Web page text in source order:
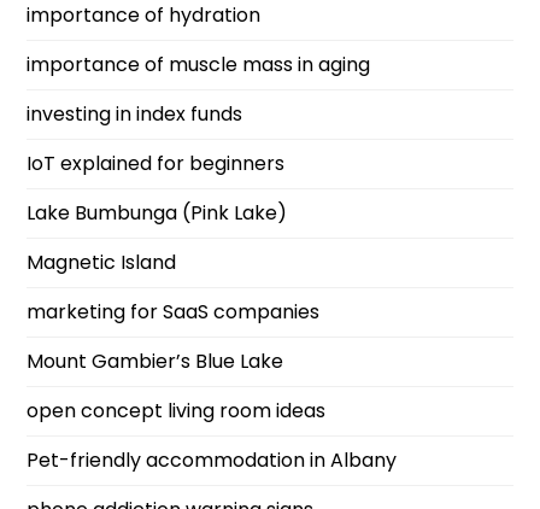
importance of hydration
importance of muscle mass in aging
investing in index funds
IoT explained for beginners
Lake Bumbunga (Pink Lake)
Magnetic Island
marketing for SaaS companies
Mount Gambier’s Blue Lake
open concept living room ideas
Pet-friendly accommodation in Albany